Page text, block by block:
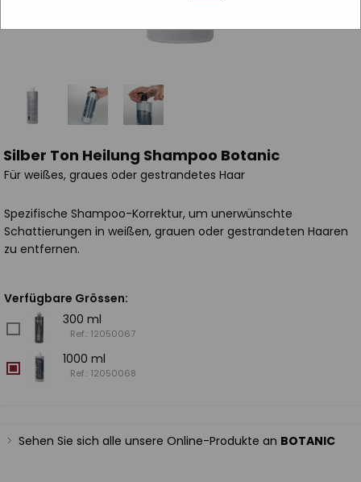
Silber Ton Heilung Shampoo Botanic
Für weißes, graues oder gestrandetes Haar
Spezifische Shampoo-Korrektur, um unerwünschte
Schattierungen in weißen, grauen oder gestrandeten Haaren
zu entfernen.
Verfügbare Grössen:
300 ml
Ref.: 12050067
1000 ml
Ref.: 12050068
Sehen Sie sich alle unsere Online-Produkte an BOTANIC